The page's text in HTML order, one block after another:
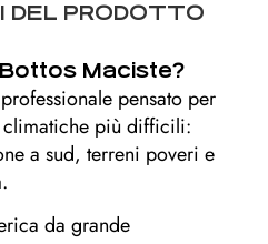
DEL PRODOTTO
Maciste?
pensato per
più difficili:
a sud, terreni poveri e
da grande